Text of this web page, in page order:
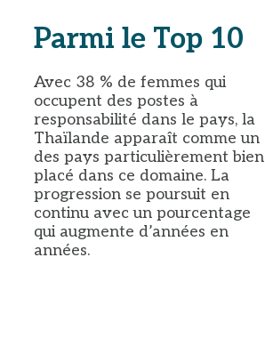
Parmi le Top 10
Avec 38 % de femmes qui
occupent des postes à
responsabilité dans le pays, la
Thaïlande apparaît comme un
des pays particulièrement bien
placé dans ce domaine. La
progression se poursuit en
continu avec un pourcentage
qui augmente d’années en
années.